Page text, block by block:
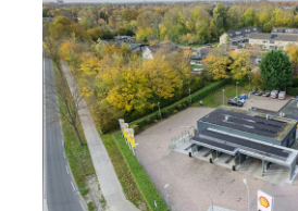
Werken bij